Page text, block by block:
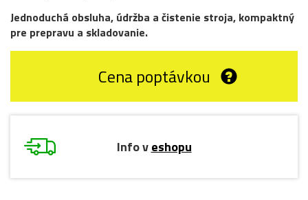
Jednoduchá obsluha, údržba a čistenie stroja, kompaktný
pre prepravu a skladovanie.
Cena poptávkou
Info veshopu